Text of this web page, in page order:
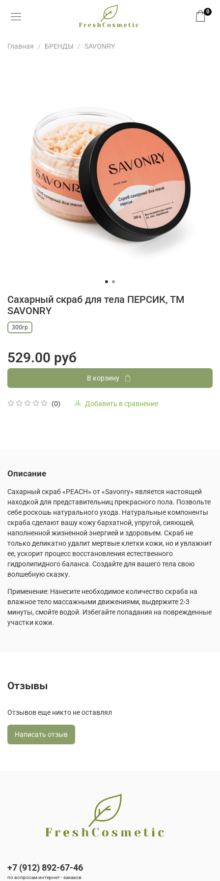
0
Главная БРЕНДЫ SAVONRY
Сахарный скраб для тела ПЕРСИК, ТМ
SAVONRY
(0) Добавить в сравнение
300гр
529.00 руб
В корзину
Описание
Сахарный скраб «PEACH» от «Savonry» является настоящей
находкой для представительниц прекрасного пола. Позвольте
себе роскошь натурального ухода. Натуральные компоненты
скраба сделают вашу кожу бархатной, упругой, сияющей,
наполненной жизненной энергией и здоровьем. Скраб не
только деликатно удалит мертвые клетки кожи, но и увлажнит
ее, ускорит процесс восстановления естественного
гидролипидного баланса. Создайте для вашего тела свою
волшебную сказку.
Применение: Нанесите необходимое количество скраба на
влажное тело массажными движениями, выдержите 2-3
минуты, смойте водой. Избегайте попадания на поврежденные
участки кожи.
Отзывы
Отзывов еще никто не оставлял
Написать отзыв
+7 (912) 892-67-46
по вопросам интернет - заказов